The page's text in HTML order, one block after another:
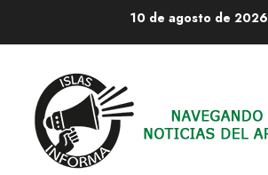
10 de agosto de 2026